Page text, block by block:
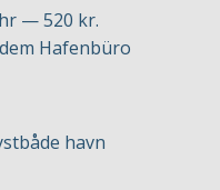
— 520 kr.
Hafenbüro
havn